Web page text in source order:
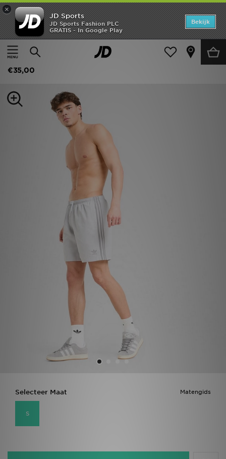
×
JD Sports
JD Sports Fashion PLC
GRATIS - In Google Play
Bekijk
Thuis
Heren Herenkleding Zwemkleding
adidas Originals 3-Stripes 8" Swim Shorts
€35,00
Matengids
Selecteer Maat
S
Home
Offers
Dames
Bestelling traceren
Download de app